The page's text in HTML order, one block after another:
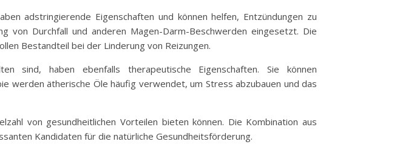
adstringierende Eigenschaften und können helfen, Entzündungen zu
von Durchfall und anderen Magen-Darm-Beschwerden eingesetzt. Die
Bestandteil bei der Linderung von Reizungen.
haben ebenfalls therapeutische Eigenschaften. Sie können
werden ätherische Öle häufig verwendet, um Stress abzubauen und das
von gesundheitlichen Vorteilen bieten können. Die Kombination aus
Kandidaten für die natürliche Gesundheitsförderung.